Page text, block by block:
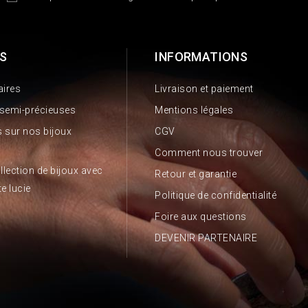
précieuses
sur nos bijoux
de bijoux avec
lucie
INFORMATIONS
Livraison et paiement
Mentions légales
CGV
Comment nous trouver
Retour et garantie
Politique de confidentialité
Foire aux questions
DEVENIR PARTENAIRE